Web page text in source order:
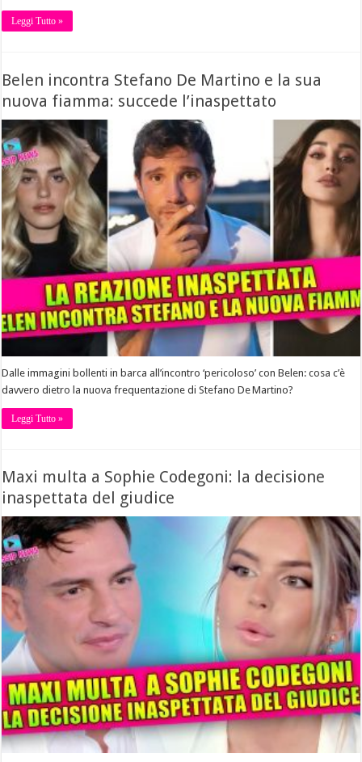
Leggi Tutto »
Belen incontra Stefano De Martino e la sua
nuova fiamma: succede l’inaspettato
Dalle immagini bollenti in barca all’incontro ‘pericoloso’ con Belen: cosa c’è
davvero dietro la nuova frequentazione di Stefano De Martino?
Leggi Tutto »
Maxi multa a Sophie Codegoni: la decisione
inaspettata del giudice